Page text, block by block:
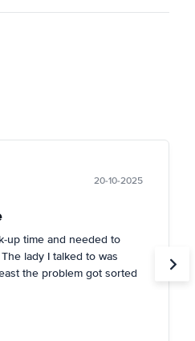
20-10-2025
up time and needed to
lady I talked to was
the problem got sorted